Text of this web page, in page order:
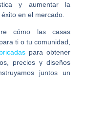
y aumentar la
en el mercado.
cómo las casas
ti o tu comunidad,
para obtener
precios y diseños
juntos un